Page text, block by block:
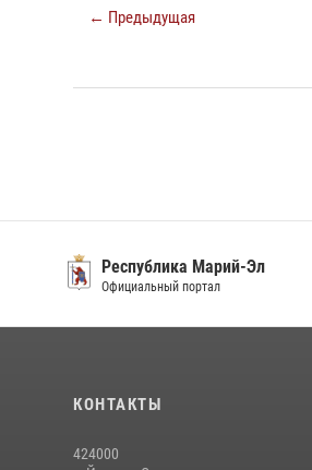
← Предыдущая
Республика Марий-Эл
Официальный портал
КОНТАКТЫ
424000